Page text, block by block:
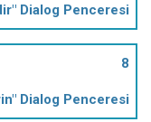
Dialog Penceresi
8
Dialog Penceresi